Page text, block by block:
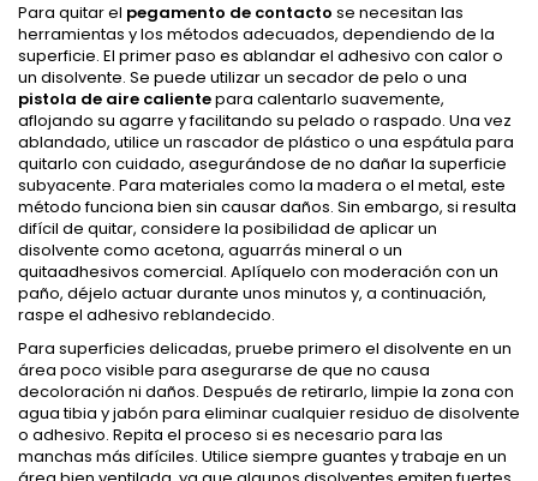
Para quitar el pegamento de contacto se necesitan las
herramientas y los métodos adecuados, dependiendo de la
superficie. El primer paso es ablandar el adhesivo con calor o
un disolvente. Se puede utilizar un secador de pelo o una
pistola de aire calientepara calentarlo suavemente,
aflojando su agarre y facilitando su pelado o raspado. Una vez
ablandado, utilice un rascador de plástico o una espátula para
quitarlo con cuidado, asegurándose de no dañar la superficie
subyacente. Para materiales como la madera o el metal, este
método funciona bien sin causar daños. Sin embargo, si resulta
difícil de quitar, considere la posibilidad de aplicar un
disolvente como acetona, aguarrás mineral o un
quitaadhesivos comercial. Aplíquelo con moderación con un
paño, déjelo actuar durante unos minutos y, a continuación,
raspe el adhesivo reblandecido.
Para superficies delicadas, pruebe primero el disolvente en un
área poco visible para asegurarse de que no causa
decoloración ni daños. Después de retirarlo, limpie la zona con
agua tibia y jabón para eliminar cualquier residuo de disolvente
o adhesivo. Repita el proceso si es necesario para las
manchas más difíciles. Utilice siempre guantes y trabaje en un